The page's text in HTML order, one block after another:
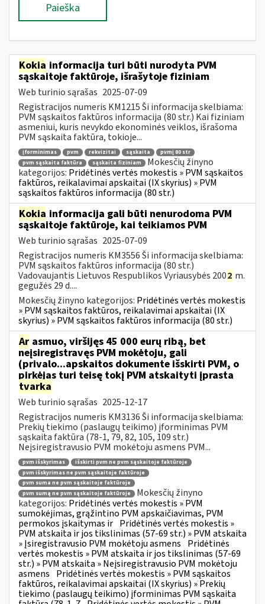
Paieška
Kokia informacija turi būti nurodyta PVM
sąskaitoje faktūroje, išrašytoje fiziniam
Web turinio sąrašas 2025-07-09
Registracijos numeris KM1215 Ši informacija skelbiama:
PVM sąskaitos faktūros informacija (80 str.) Kai fiziniam
asmeniui, kuris nevykdo ekonominės veiklos, išrašoma
PVM sąskaita faktūra, tokioje...
įforminimas pvm rekvizitai sąskaita
pvmį 80 str
pvm sąskaita faktūra
sąskaita fiziniam
Mokesčių žinyno
kategorijos: Pridėtinės vertės mokestis » PVM sąskaitos
faktūros, reikalavimai apskaitai (IX skyrius) » PVM
sąskaitos faktūros informacija (80 str.)
Kokia informacija gali būti nenurodoma PVM
sąskaitoje faktūroje, kai teikiamos PVM
Web turinio sąrašas 2025-07-09
Registracijos numeris KM3556 Ši informacija skelbiama:
PVM sąskaitos faktūros informacija (80 str.)
Vadovaujantis Lietuvos Respublikos Vyriausybės 2002 m.
gegužės 29 d....
Mokesčių žinyno kategorijos: Pridėtinės vertės mokestis
» PVM sąskaitos faktūros, reikalavimai apskaitai (IX
skyrius) » PVM sąskaitos faktūros informacija (80 str.)
Ar asmuo, viršijęs 45 000 eurų ribą, bet
neįsiregistravęs PVM mokėtoju, gali
(privalo...apskaitos dokumente išskirti PVM, o
pirkėjas turi teisę tokį PVM atskaityti įprasta
tvarka
Web turinio sąrašas 2025-12-17
Registracijos numeris KM3136 Ši informacija skelbiama:
Prekių tiekimo (paslaugų teikimo) įforminimas PVM
sąskaita faktūra (78-1, 79, 82, 105, 109 str.)
Neįsiregistravusio PVM mokėtoju asmens PVM...
pvm išskyrimas
išskirti pvm ne pvm sąskaitoje faktūroje
pvm išskyrimas ne pvm sąskaitoje faktūroje
pvm suma ne pvm sąskaitoje faktūroje
pvm sumą ne pvm sąskaitoje faktūroje
Mokesčių žinyno
kategorijos: Pridėtinės vertės mokestis » PVM
sumokėjimas, grąžintino PVM apskaičiavimas, PVM
permokos įskaitymas ir Pridėtinės vertės mokestis »
PVM atskaita ir jos tikslinimas (57-69 str.) » PVM atskaita
» Įsiregistravusio PVM mokėtoju asmens Pridėtinės
vertės mokestis » PVM atskaita ir jos tikslinimas (57-69
str.) » PVM atskaita » Neįsiregistravusio PVM mokėtoju
asmens Pridėtinės vertės mokestis » PVM sąskaitos
faktūros, reikalavimai apskaitai (IX skyrius) » Prekių
tiekimo (paslaugų teikimo) įforminimas PVM sąskaita